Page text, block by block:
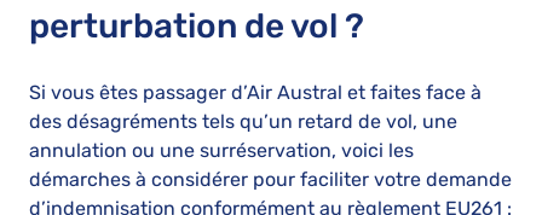
perturbation de vol ?
Si vous êtes passager d’Air Austral et faites face à
des désagréments tels qu’un retard de vol, une
annulation ou une surréservation, voici les
démarches à considérer pour faciliter votre demande
d’indemnisation conformément au règlement EU261 :